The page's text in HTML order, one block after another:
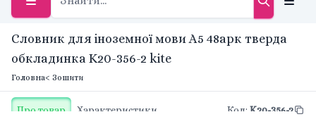
Cловник для іноземної мови А5 48арк тверда
обкладинка K20-356-2 kite
Головна< Зошити
Про товар Характеристики Код: K20-356-2